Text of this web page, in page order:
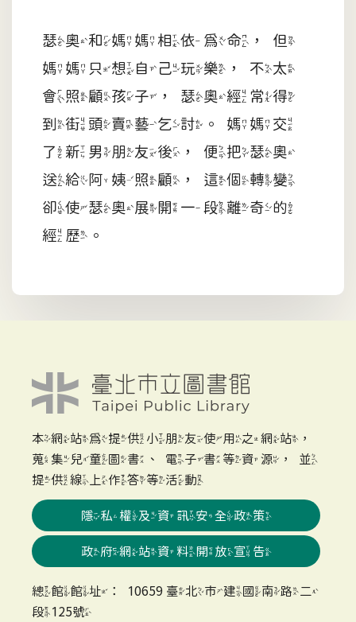
瑟奧和媽媽相依為命，但
媽媽只想自己玩樂，不太
會照顧孩子，瑟奧經常得
到街頭賣藝乞討。媽媽交
了新男朋友後，便把瑟奧
送給阿姨照顧，這個轉變
卻使瑟奧展開一段離奇的
經歷。
本網站為提供小朋友使用之網站，
蒐集兒童圖書、電子書等資源，並
提供線上作答等活動
隱私權及資訊安全政策
政府網站資料開放宣告
總館館址：10659 臺北市建國南路二
段125號